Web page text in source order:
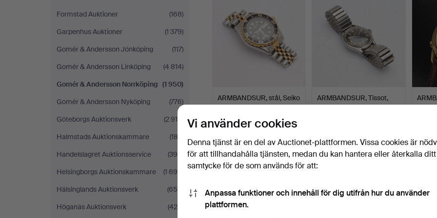
Formstad Auktioner
(168)
Garpenhus Auktioner
(1 379)
Gomér & Andersson Jönköping
(117)
Gomér & Andersson Linköping
(4 814)
Gomér & Andersson Norrköping (1 950)
Gomér & Andersson Nyköping
(776)
Göteborgs Auktionsverk
(2 910)
Halmstads Auktionskammare
(183)
Handelslagret Auktionsservice
(390)
Helsingborgs Auktionskammare
(1 698)
Hälsinglands Auktionsverk
(650)
Höganäs Auktionsverk
(425)
ARMBANDSUR, stål, Seiko
Kinetic Sports 200.
17 bud
99 USD
ARMBANDSUR, Tissot,
Antimagnetique, manuel…
275 USD 53
Vi använder cookies
Denna tjänst är en del av Auctionet-plattformen. Vissa cookies är
för att tillhandahålla tjänsten, medan du kan hantera eller återkalla ditt
samtycke för de som används för att:
Anpassa funktioner och innehåll för dig utifrån hur du använder
plattformen.